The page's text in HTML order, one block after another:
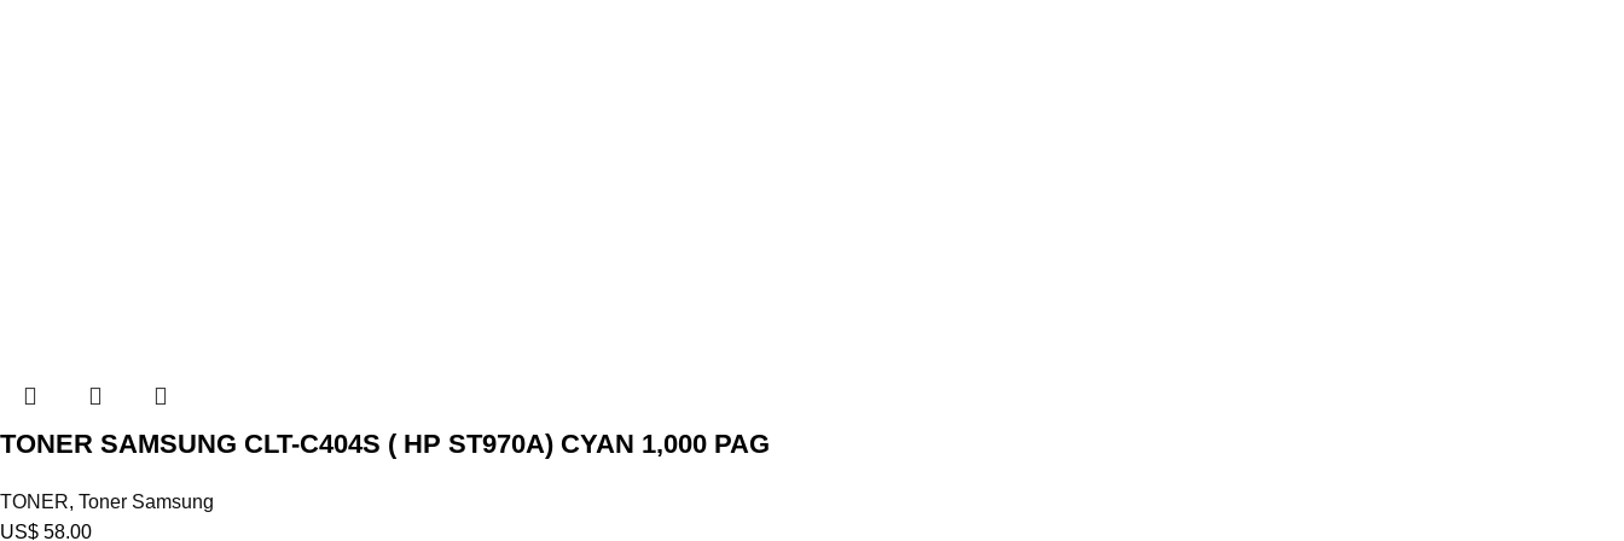
TONER SAMSUNG CLT-C404S ( HP ST970A) CYAN 1,000 PAG
TONER, Toner Samsung
US$ 58.00